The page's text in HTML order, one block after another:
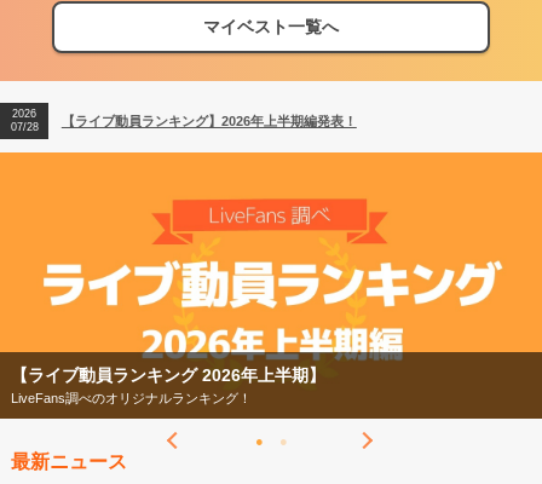
マイベスト一覧へ
【ライブ動員ランキング】2026年上半期編発表！
【フェス特集2026】フェス情報はここから！
2026
07/28
【ライブ動員ランキング】2026年上半期編発表！
【ライブ動員ランキング 2026年上半期】
LiveFans調べのオリジナルランキング！
最新ニュース